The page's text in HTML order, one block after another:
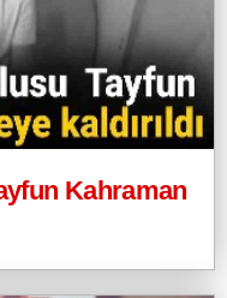
Kahraman